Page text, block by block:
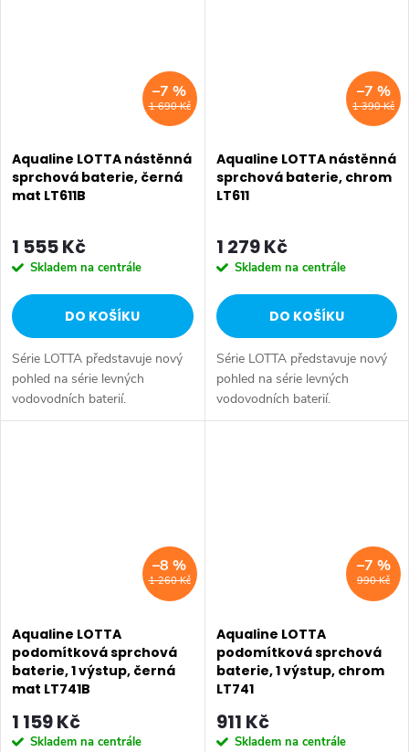
1 690 Kč
–7 %
Aqualine LOTTA nástěnná
sprchová baterie, černá
mat LT611B
1 555 Kč
Skladem na centrále
DO KOŠÍKU
Série LOTTA představuje nový
pohled na série levných
vodovodních baterií.
Umyvadlová stojánková baterie
1 390 Kč
–7 %
Aqualine LOTTA nástěnná
sprchová baterie, chrom
LT611
1 279 Kč
Skladem na centrále
DO KOŠÍKU
Série LOTTA představuje nový
pohled na série levných
vodovodních baterií.
Umyvadlová stojánková baterie
1 260 Kč
–8 %
Aqualine LOTTA
podomítková sprchová
baterie, 1 výstup, černá
mat LT741B
1 159 Kč
Skladem na centrále
990 Kč
–7 %
Aqualine LOTTA
podomítková sprchová
baterie, 1 výstup, chrom
LT741
911 Kč
Skladem na centrále